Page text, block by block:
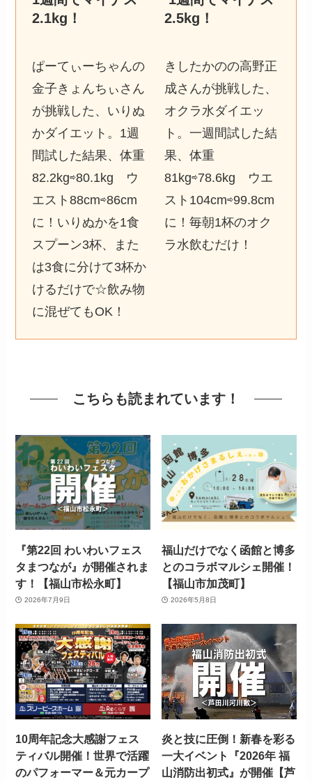
2.1kg ！
ぱーてぃーちゃんの
金子きょんちぃさん
が挑戦した、いりぬ
かダイエット。1週
間試した結果、体重
82.2kg⇨80.1kg ウ
エスト88cm⇨86cm
に！いりぬかを1食
スプーン3杯、また
は3食に分けて3杯か
けるだけで☆飲み物
に混ぜてもOK！
2.5kg ！
きしたかのの高野正
成さんが挑戦した、
オクラ水ダイエッ
ト。一週間試した結
果、体重
81kg⇨78.6kg ウエ
スト104cm⇨99.8cm
に！毎朝1杯のオク
ラ水飲むだけ！
こちらも読まれています！
『第22回 わいわいフェス
タまつなが』が開催されま
す！【福山市松永町】
2026年7月9日
福山だけでなく函館と博多
とのコラボマルシェ開催！
【福山市加茂町】
2026年5月8日
10周年記念大感謝フェス
ティバル開催！世界で活躍
のパフォーマー＆元カープ
炎と技に圧倒！新春を彩る
一大イベント『2026年 福
山消防出初式』が開催【芦